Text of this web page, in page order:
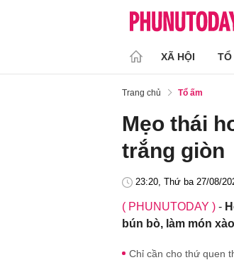
XÃ HỘI TỔ
Trang chủ Tổ ấm
Mẹo thái
trắng giòn
23:20, Thứ ba 27/08/
( PHUNUTODAY ) -
bún bò, làm món
Chỉ cần cho thứ quen